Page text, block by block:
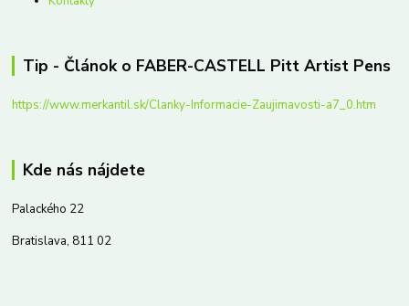
Tip - Článok o FABER-CASTELL Pitt Artist Pens
https://www.merkantil.sk/Clanky-Informacie-Zaujimavosti-a7_0.htm
Kde nás nájdete
Palackého 22
Bratislava, 811 02